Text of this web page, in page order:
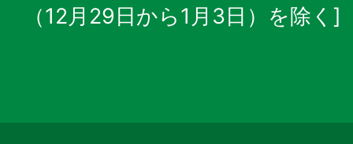
（12月29日から1月3日）を除く]